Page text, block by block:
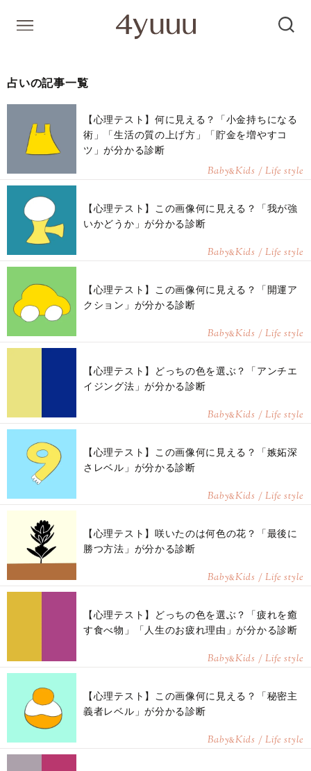
占いの記事一覧
【心理テスト】何に見える？「小金持ちになる
術」「生活の質の上げ方」「貯金を増やすコ
ツ」が分かる診断
Baby&Kids / Life style
【心理テスト】この画像何に見える？「我が強
いかどうか」が分かる診断
Baby&Kids / Life style
【心理テスト】この画像何に見える？「開運ア
クション」が分かる診断
Baby&Kids / Life style
【心理テスト】どっちの色を選ぶ？「アンチエ
イジング法」が分かる診断
Baby&Kids / Life style
【心理テスト】この画像何に見える？「嫉妬深
さレベル」が分かる診断
Baby&Kids / Life style
【心理テスト】咲いたのは何色の花？「最後に
勝つ方法」が分かる診断
Baby&Kids / Life style
【心理テスト】どっちの色を選ぶ？「疲れを癒
す食べ物」「人生のお疲れ理由」が分かる診断
Baby&Kids / Life style
【心理テスト】この画像何に見える？「秘密主
義者レベル」が分かる診断
Baby&Kids / Life style